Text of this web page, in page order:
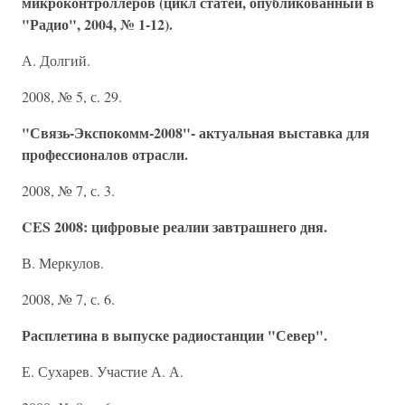
"Радио", 2004, № 1-12).
А. Долгий.
2008, № 5, с. 29.
"Связь-Экспокомм-2008"- актуальная выставка для
профессионалов отрасли.
2008, № 7, с. 3.
CES 2008: цифровые реалии завтрашнего дня.
В. Меркулов.
2008, № 7, с. 6.
Расплетина в выпуске радиостанции "Север".
Е. Сухарев. Участие А. А.